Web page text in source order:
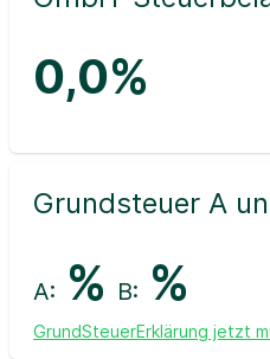
0,0%
Grundsteuer A
A: % B: %
GrundSteuerErklärung jetzt